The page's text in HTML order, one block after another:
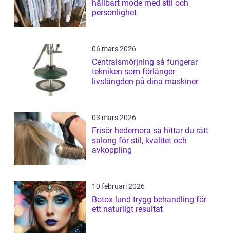
hållbart mode med stil och
personlighet
06 mars 2026
Centralsmörjning så fungerar
tekniken som förlänger
livslängden på dina maskiner
03 mars 2026
Frisör hedemora så hittar du rätt
salong för stil, kvalitet och
avkoppling
10 februari 2026
Botox lund trygg behandling för
ett naturligt resultat